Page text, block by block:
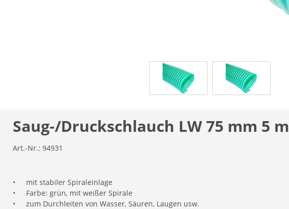
Saug-/Druckschlauch LW 75 mm 5 m
Art.-Nr.: 94931
•
mit stabiler Spiraleinlage
•
Farbe: grün, mit weißer Spirale
•
zum Durchleiten von Wasser, Säuren, Laugen usw.